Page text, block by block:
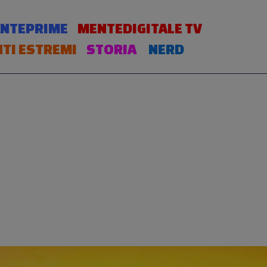
MENTEDIGITALE TV
ESTREMI
STORIA NERD